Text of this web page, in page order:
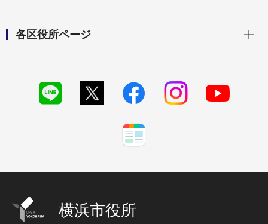
各区役所ページ
横浜市役所